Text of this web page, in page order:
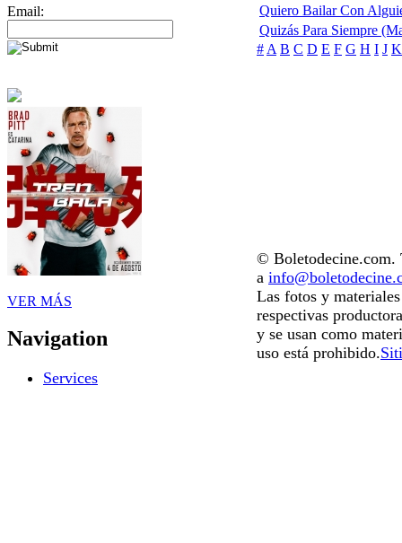
Email:
VER MÁS
Navigation
Services
Quiero Bailar Con
Quizás Para Siempre
# A B C D E F G H I J K
© Boletodecine.com.
a
Las fotos y
respectivas
y se usan como
uso está prohibido.